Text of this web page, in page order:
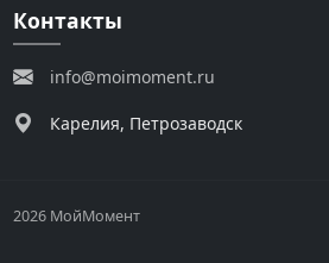
Контакты
info@moimoment.ru
Карелия, Петрозаводск
2026 МойМомент